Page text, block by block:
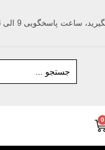
ساعت پاسخگویی 9 الی 18:
0